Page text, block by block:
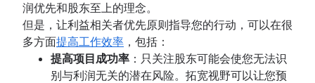
润优先和股东至上的理念。
但是，让利益相关者优先原则指导您的行动，可以在很
多方面提高工作效率 ，包括：
提高项目成功率 ：只关注股东可能会使您无法识
别与利润无关的潜在风险。拓宽视野可以让您预